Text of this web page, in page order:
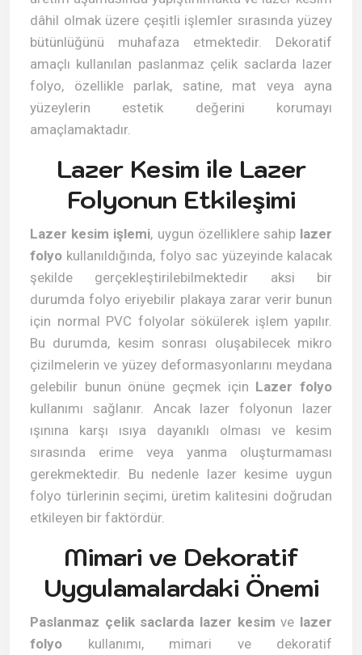
dâhil olmak üzere çeşitli işlemler sırasında yüzey
bütünlüğünü muhafaza etmektedir. Dekoratif
amaçlı kullanılan paslanmaz çelik saclarda lazer
folyo, özellikle parlak, satine, mat veya ayna
yüzeylerin estetik değerini korumayı
amaçlamaktadır.
Lazer Kesim ile Lazer
Folyonun Etkileşimi
Lazer kesim işlemi, uygun özelliklere sahip lazer
folyo kullanıldığında, folyo sac yüzeyinde kalacak
şekilde gerçekleştirilebilmektedir aksi bir
durumda folyo eriyebilir plakaya zarar verir bunun
için normal PVC folyolar sökülerek işlem yapılır.
Bu durumda, kesim sonrası oluşabilecek mikro
çizilmelerin ve yüzey deformasyonlarını meydana
gelebilir bunun önüne geçmek için Lazer folyo
kullanımı sağlanır. Ancak lazer folyonun lazer
ışınına karşı ısıya dayanıklı olması ve kesim
sırasında erime veya yanma oluşturmaması
gerekmektedir. Bu nedenle lazer kesime uygun
folyo türlerinin seçimi, üretim kalitesini doğrudan
etkileyen bir faktördür.
Mimari ve Dekoratif
Uygulamalardaki Önemi
Paslanmaz çelik saclarda lazer kesim ve lazer
folyo kullanımı, mimari ve dekoratif